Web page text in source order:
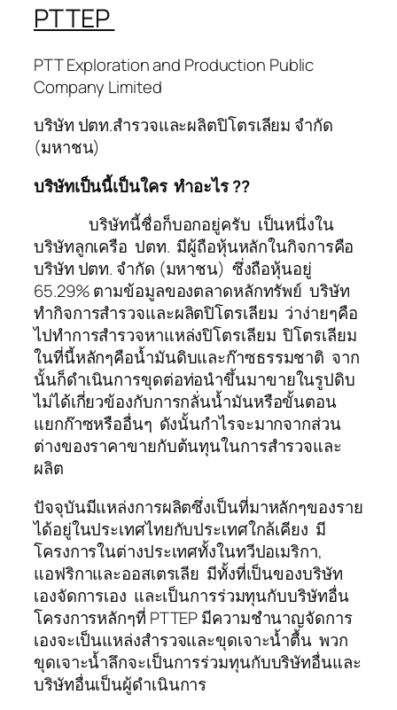
PTTEP
PTT Exploration and Production Public
Company Limited
บริษัท ปตท.สำรวจและผลิตปิโตรเลียม จำกัด
(มหาชน)
บริษัทเป็นนี้เป็นใคร ทำอะไร ??
บริษัทนี้ชื่อก็บอกอยู่ครับ เป็นหนึ่งใน
บริษัทลูกเครือ ปตท. มีผู้ถือหุ้นหลักในกิจการคือ
บริษัท ปตท. จำกัด (มหาชน) ซึ่งถือหุ้นอยู่
65.29% ตามข้อมูลของตลาดหลักทรัพย์ บริษัท
ทำกิจการสำรวจและผลิตปิโตรเลียม ว่าง่ายๆคือ
ไปทำการสำรวจหาแหล่งปิโตรเลียม ปิโตรเลียม
ในที่นี้หลักๆคือน้ำมันดิบและก๊าซธรรมชาติ จาก
นั้นก็ดำเนินการขุดต่อท่อนำขึ้นมาขายในรูปดิบ
ไม่ได้เกี่ยวข้องกับการกลั่นน้ำมันหรือขั้นตอน
แยกก๊าซหรืออื่นๆ ดังนั้นกำไรจะมากจากส่วน
ต่างของราคาขายกับต้นทุนในการสำรวจและ
ผลิต
ปัจจุบันมีแหล่งการผลิตซึ่งเป็นที่มาหลักๆของราย
ได้อยู่ในประเทศไทยกับประเทศใกล้เคียง มี
โครงการในต่างประเทศทั้งในทวีปอเมริกา,
แอฟริกาและออสเตรเลีย มีทั้งที่เป็นของบริษัท
เองจัดการเอง และเป็นการร่วมทุนกับบริษัทอื่น
โครงการหลักๆที่ PTTEP มีความชำนาญจัดการ
เองจะเป็นแหล่งสำรวจและขุดเจาะน้ำตื้น พวก
ขุดเจาะน้ำลึกจะเป็นการร่วมทุนกับบริษัทอื่นและ
บริษัทอื่นเป็นผู้ดำเนินการ